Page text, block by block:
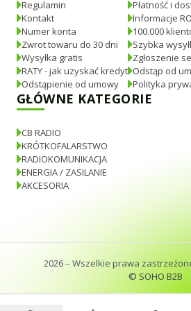
Regulamin
Kontakt
Numer konta
Zwrot towaru do 30 dni
Wysyłka gratis
RATY - jak uzyskać kredyt
Odstąpienie od umowy
Płatność i
Informacje
100.000
Szybka
Zgłoszenie
Odstąp od
Polityka
GŁÓWNE KATEGORIE
CB RADIO
KRÓTKOFALARSTWO
RADIOKOMUNIKACJA
ENERGIA / ZASILANIE
AKCESORIA
2026– Wszelkie prawa
© SOHO B2B